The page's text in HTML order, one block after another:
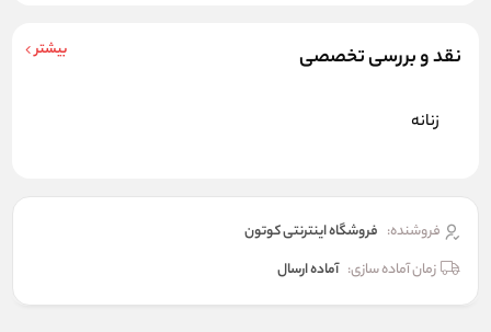
نقد و بررسی تخصصی بیشتر
زنانه
فروشنده: فروشگاه اینترنتی کوتون
زمان آماده سازی: آماده ارسال